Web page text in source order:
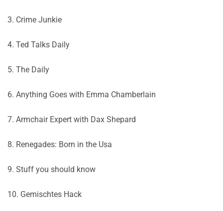
3. Crime Junkie
4. Ted Talks Daily
5. The Daily
6. Anything Goes with Emma Chamberlain
7. Armchair Expert with Dax Shepard
8. Renegades: Born in the Usa
9. Stuff you should know
10. Gemischtes Hack